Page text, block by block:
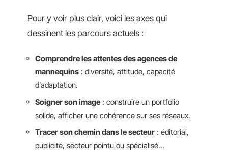
Pour y voir plus clair, voici les axes qui
dessinent les parcours actuels :
Comprendre les attentes des agences de
mannequins : diversité, attitude, capacité
d’adaptation.
Soigner son image : construire un portfolio
solide, afficher une cohérence sur ses réseaux.
Tracer son chemin dans le secteur : éditorial,
publicité, secteur pointu ou spécialisé…